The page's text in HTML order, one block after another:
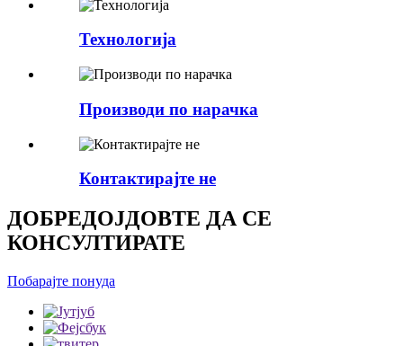
Технологија
Производи по нарачка
Контактирајте не
ДОБРЕДОЈДОВТЕ ДА СЕ
КОНСУЛТИРАТЕ
Побарајте понуда